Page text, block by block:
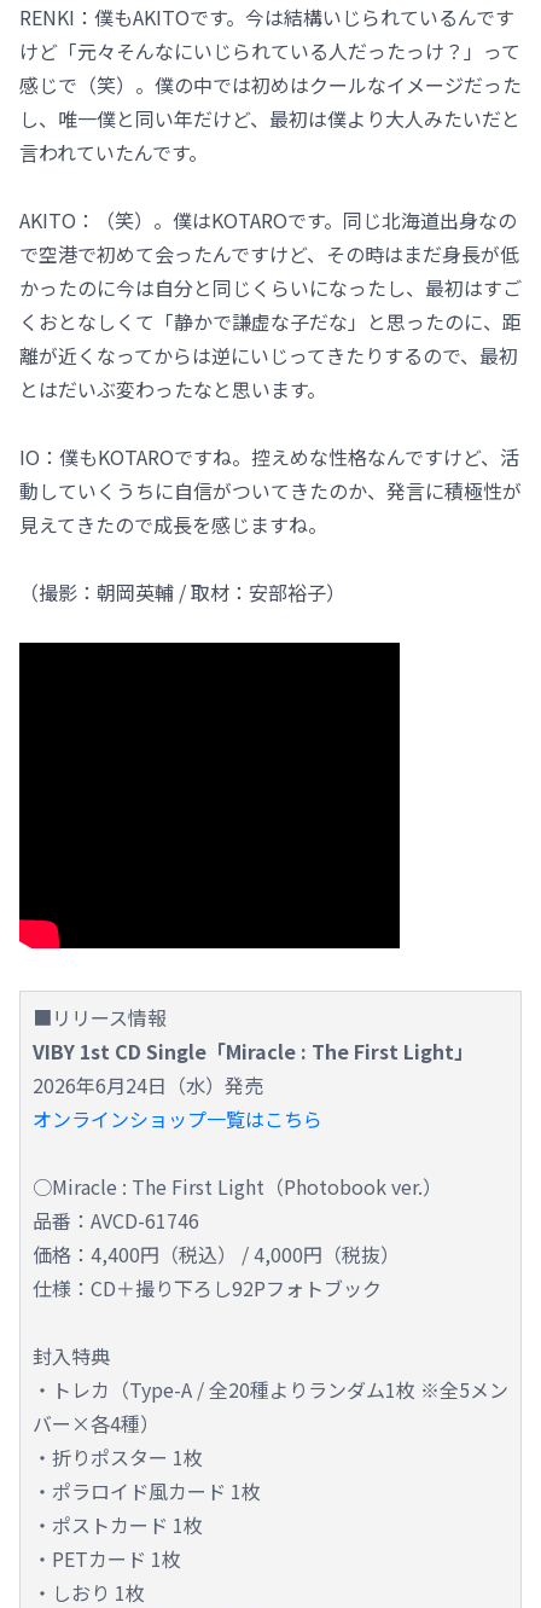
RENKI：僕もAKITOです。今は結構いじられているんです
けど「元々そんなにいじられている人だったっけ？」って
感じで（笑）。僕の中では初めはクールなイメージだった
し、唯一僕と同い年だけど、最初は僕より大人みたいだと
言われていたんです。
AKITO：（笑）。僕はKOTAROです。同じ北海道出身なの
で空港で初めて会ったんですけど、その時はまだ身長が低
かったのに今は自分と同じくらいになったし、最初はすご
くおとなしくて「静かで謙虚な子だな」と思ったのに、距
離が近くなってからは逆にいじってきたりするので、最初
とはだいぶ変わったなと思います。
IO：僕もKOTAROですね。控えめな性格なんですけど、活
動していくうちに自信がついてきたのか、発言に積極性が
見えてきたので成長を感じますね。
（撮影：朝岡英輔 / 取材：安部裕子）
■リリース情報
VIBY 1st CD Single「Miracle : The First Light」
2026年6月24日（水）発売
オンラインショップ一覧はこちら
○Miracle : The First Light（Photobook ver.）
品番：AVCD-61746
価格：4,400円（税込） / 4,000円（税抜）
仕様：CD＋撮り下ろし92Pフォトブック
封入特典
・トレカ（Type-A / 全20種よりランダム1枚 ※全5メン
バー×各4種）
・折りポスター 1枚
・ポラロイド風カード 1枚
・ポストカード 1枚
・PETカード 1枚
・しおり 1枚